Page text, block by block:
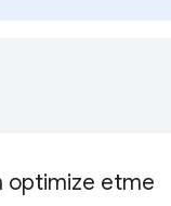
optimize etme